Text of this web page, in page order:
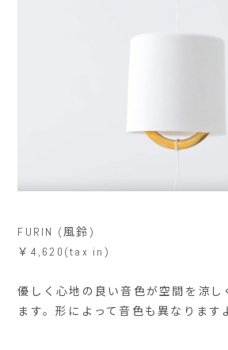
FURIN (風鈴)
￥4,620(tax in)
優しく心地の良い音色が空間を涼し
ます。形によって音色も異なります